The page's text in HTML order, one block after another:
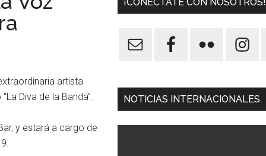
artista
Diva de la Banda”.
y estará a cargo de
NOTICIAS INTERNACIONALES